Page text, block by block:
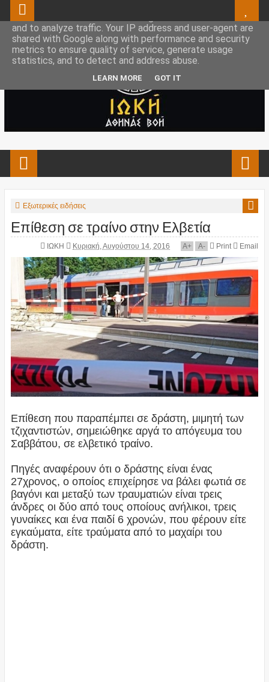
Εξωτερικές ειδήσεις
Επίθεση σε τραίνο στην Ελβετία
ΙΩΚΗ Κυριακή, Αυγούστου 14, 2016 A+ A- Print Email
Επίθεση που παραπέμπει σε δράστη, μιμητή των
τζιχαντιστών, σημειώθηκε αργά το απόγευμα του
Σαββάτου, σε ελβετικό τραίνο.
Πηγές αναφέρουν ότι ο δράστης είναι ένας
27χρονος, ο οποίος επιχείρησε να βάλει φωτιά σε
βαγόνι και μεταξύ των τραυματιών είναι τρεις
άνδρες οι δύο από τους οποίους ανήλικοι, τρεις
γυναίκες και ένα παιδί 6 χρονών, που φέρουν είτε
εγκαύματα, είτε τραύματα από το μαχαίρι του
δράστη.
This site uses cookies from Google to deliver its services
and to analyze traffic. Your IP address and user-agent are
shared with Google along with performance and security
metrics to ensure quality of service, generate usage
statistics, and to detect and address abuse.
LEARN MORE GOT IT